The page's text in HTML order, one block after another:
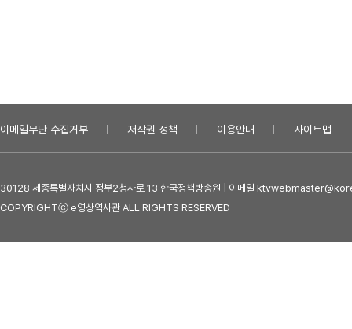
이메일무단 수집거부 저작권 정책 이용안내 사이트맵
30128 세종특별자치시 정부2청사로 13 한국정책방송원 | 이메일
COPYRIGHTⓒ e영상역사관 ALL RIGHTS RESERVED